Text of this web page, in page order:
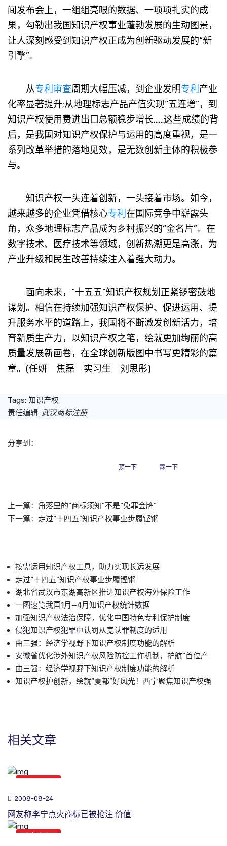
闻发布会上，一组组亮眼的数据、一项项扎实的成
果，勾勒出我国知识产权事业蓬勃发展的生动图景，
让人深刻感受到知识产权正成为创新驱动发展的“新
引擎”。
从专利 审查周期大幅压减，到企业发明专利 产业
化率显著提升;从地理标志产品产值实现“五连增”，到
知识产权使用费进出口总额稳步增长……这些成绩的背
后，是我国对知识产权保护与运用的高度重视，是一
系列改革举措的落地见效，是无数创新主体的积极参
与。
知识产权一头连着创新，一头接着市场。如今，
越来越多的企业凭借核心专利 在国际竞争中崭露头
角，众多地理标志产品成为乡村振兴的“金名片”。在
数字技术、医疗技术等领域，创新热潮更是高涨，为
产业升级和民生改善持续注入着强大动力。
面向未来，“十五五”知识产权规划正紧锣密鼓地
谋划。相信在持续加强知识产权保护、促进运用、提
升服务水平的道路上，我国将不断激发创新活力，培
育新质生产力，以知识产权之笔，绘就更加绚丽的高
质量发展新画卷，在全球创新版图中书写更精彩的篇
章。(任妍 焦磊 实习生 刘思彤)
Tags: 知识产权
责任编辑: 武汉商标注册
分享到：
顶一下 踩一下
上一篇： 角落里的“商标须知”不是“免罪金牌”
下一篇： 走过“十四五”知识产权事业步履铿锵
按需运用知识产权工具，助力实现长远发展
走过“十四五”知识产权事业步履铿锵
湖北省武汉市东湖高新区推进知识产权海外保险工作
一图速览我国1月—4月知识产权统计数据
加强知识产权法治保障，优化中国特色专利保护制度
侵犯知识产权犯罪中认罚从宽认罪制度的适用
曲三强：经济学视野下知识产权制度功能的解析
安徽省优化涉外知识产权风险防控工作机制，护航“首位产
曲三强：经济学视野下知识产权制度功能的解析
知识产权护创新，绘就“夏都”好风光！西宁聚焦知识产权强
相关文章
2008-08-24
网友称李宁点火商标已被抢注 价值